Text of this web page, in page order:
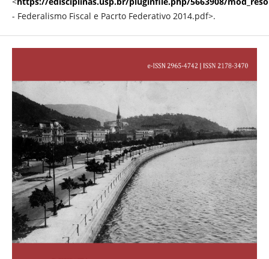
- Federalismo Fiscal e Pacrto Federativo 2014.pdf>.